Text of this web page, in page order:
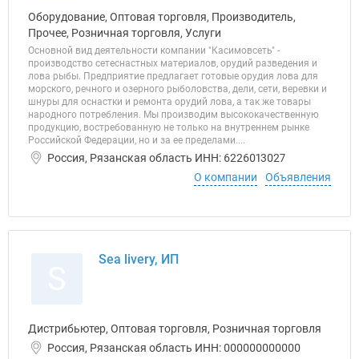
Оборудование, Оптовая торговля, Производитель,
Прочее, Розничная торговля, Услуги
Основной вид деятельности компании "Касимовсеть" -
производство сетеснастных материалов, орудий разведения и
лова рыбы. Предприятие предлагает готовые орудия лова для
морского, речного и озерного рыболовства, дели, сети, веревки и
шнуры для оснастки и ремонта орудий лова, а так же товары
народного потребления. Мы производим высококачественную
продукцию, востребованную не только на внутреннем рынке
Российской Федерации, но и за ее пределами....
Россия, Рязанская область ИНН: 6226013027
О компании
Объявления
Sea livery, ИП
Дистрибьютер, Оптовая торговля, Розничная торговля
Россия, Рязанская область ИНН: 000000000000